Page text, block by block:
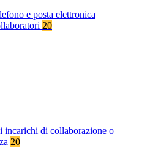
e posta elettronica
20
incarichi di collaborazione o
20